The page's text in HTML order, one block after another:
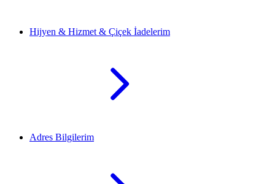
Hijyen & Hizmet & Çiçek İadelerim
Adres Bilgilerim